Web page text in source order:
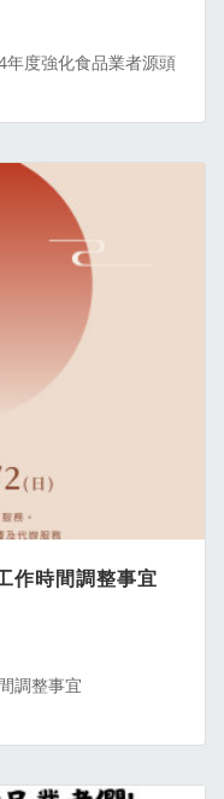
度強化食品業者源頭
作時間調整事宜
調整事宜